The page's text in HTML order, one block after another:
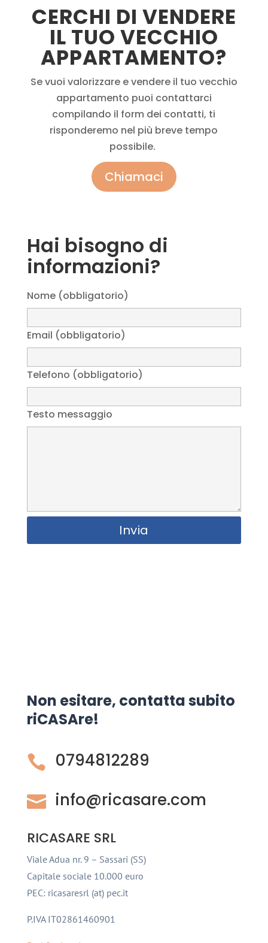
CERCHI DI VENDERE
IL TUO VECCHIO
APPARTAMENTO?
Se vuoi valorizzare e vendere il tuo vecchio
appartamento puoi contattarci
compilando il form dei contatti, ti
risponderemo nel più breve tempo
possibile.
Chiamaci
Hai bisogno di
informazioni?
Nome (obbligatorio)
Email (obbligatorio)
Telefono (obbligatorio)
Testo messaggio
Non esitare, contatta subito
riCASAre!
 0794812289
 info@ricasare.com
RICASARE SRL
Viale Adua nr. 9 – Sassari (SS)
Capitale sociale 10.000 euro
PEC: ricasaresrl (at) pec.it
P.IVA IT02861460901